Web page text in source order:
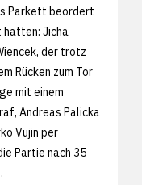
Parkett beordert
Jicha
der trotz
Rücken zum Tor
mit einem
Andreas Palicka
Vujin per
Partie nach 35